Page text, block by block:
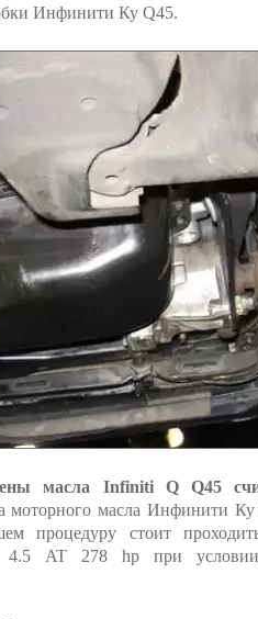
Инфинити Ку Q45.
масла Infiniti Q Q45
моторного масла Инфинити
процедуру стоит
4.5 AT 278 hp при условии